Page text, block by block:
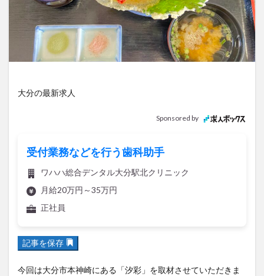
大分の最新求人
Sponsored by
受付業務などを行う歯科助手
ワハハ総合デンタル大分駅北クリニック
月給20万円～35万円
正社員
記事を保存
今回は大分市本神崎にある「汐彩」を取材させていただきま
むし湯
わさだタウン
わったん
アイススケート
アウトドア
アサイーボウル
アフリカンサファリ
アミュプラザおおいた
アレンジレシピ
アートプラザ
イタリア料理
ウクライナ
ジェラート
ジゴロック
ジゴロック2025
ハンバーグ
パン
パーク
ビアガーデン
ビール ピザ
フェス